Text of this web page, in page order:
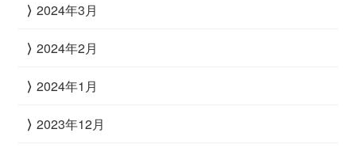
2024年3月
2024年2月
2024年1月
2023年12月